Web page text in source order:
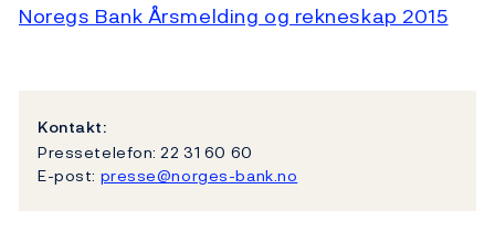
Noregs Bank Årsmelding og rekneskap 2015
Kontakt:
Pressetelefon: 22 31 60 60
E-post: presse@norges-bank.no